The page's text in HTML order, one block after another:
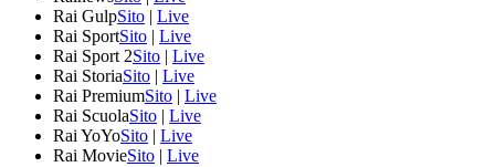
Rai GulpSito | Live
Rai SportSito | Live
Rai Sport 2Sito | Live
Rai StoriaSito | Live
Rai PremiumSito | Live
Rai ScuolaSito | Live
Rai YoYoSito | Live
Rai MovieSito | Live